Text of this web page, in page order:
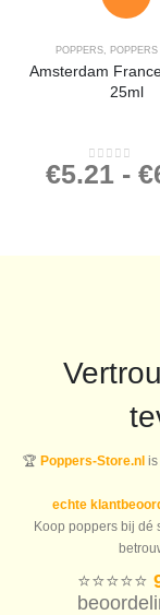
POPPERS,
Amsterdam
25ml
0out of 5
€5.21 - €
🏆 Poppers-Store.nlis
echte
Koop poppers bij dé
⭐️⭐️⭐️⭐️⭐️